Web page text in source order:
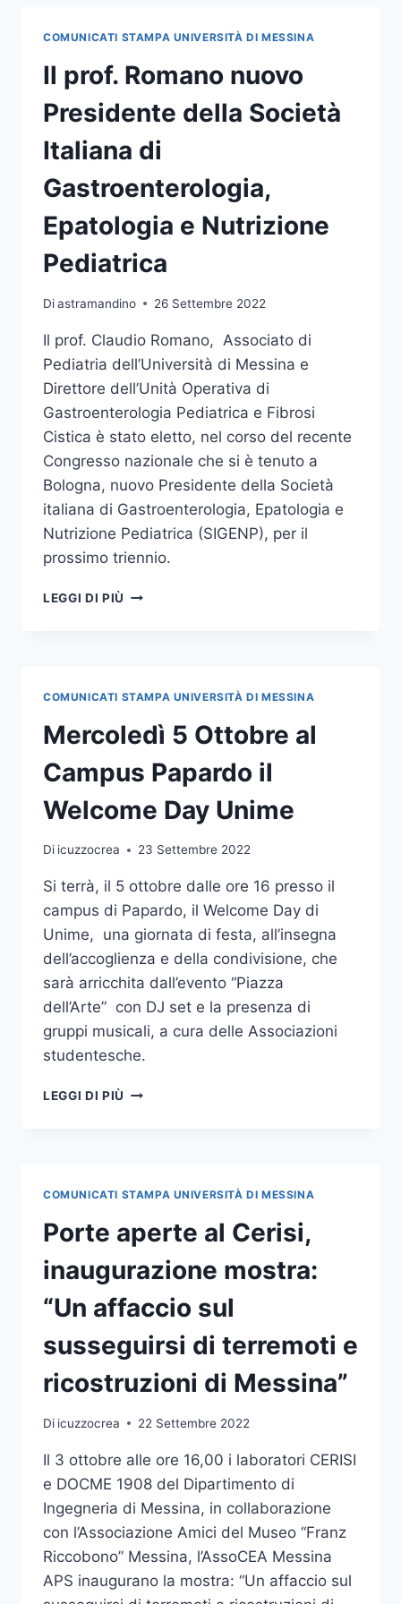
DELLA
COMUNICAZIONE
BILANCIO
REPORTING
SOSTENIBILITÀ
DELLE
IMPRESE
COMUNICATI STAMPA UNIVERSITÀ DI MESSINA
Il prof. Romano nuovo
Presidente della Società
Italiana di
Gastroenterologia,
Epatologia e Nutrizione
Pediatrica
Diastramandino 26 Settembre 2022
Il prof. Claudio Romano, Associato di
Pediatria dell’Università di Messina e
Direttore dell’Unità Operativa di
Gastroenterologia Pediatrica e Fibrosi
Cistica è stato eletto, nel corso del recente
Congresso nazionale che si è tenuto a
Bologna, nuovo Presidente della Società
italiana di Gastroenterologia, Epatologia e
Nutrizione Pediatrica (SIGENP), per il
prossimo triennio.
LEGGI DI PIÙ
ITALIANA
DI
GASTROENTEROLOGIA,
EPATOLOGIA
NUTRIZIONE
COMUNICATI STAMPA UNIVERSITÀ DI MESSINA
Mercoledì 5 Ottobre al
Campus Papardo il
Welcome Day Unime
Di icuzzocrea 23 Settembre 2022
Si terrà, il 5 ottobre dalle ore 16 presso il
campus di Papardo, il Welcome Day di
Unime, una giornata di festa, all’insegna
dell’accoglienza e della condivisione, che
sarà arricchita dall’evento “Piazza
dell’Arte” con DJ set e la presenza di
gruppi musicali, a cura delle Associazioni
studentesche.
LEGGI DI PIÙ MERCOLEDÌ
WELCOME
DAY
UNIME
COMUNICATI STAMPA UNIVERSITÀ DI MESSINA
Porte aperte al Cerisi,
inaugurazione mostra:
“Un affaccio sul
susseguirsi di terremoti e
ricostruzioni di Messina”
Di icuzzocrea 22 Settembre 2022
Il 3 ottobre alle ore 16,00 i laboratori CERISI
e DOCME 1908 del Dipartimento di
Ingegneria di Messina, in collaborazione
con l’Associazione Amici del Museo “Franz
Riccobono” Messina, l’AssoCEA Messina
APS inaugurano la mostra: “Un affaccio sul